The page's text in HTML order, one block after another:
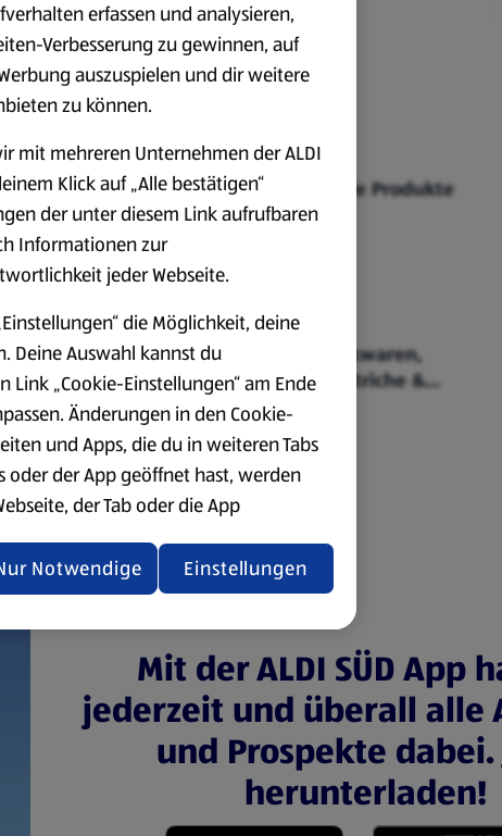
Bio-Produkte Fairtrade Produkte
Milchprodukte &
Eier
Backwaren,
Aufstriche &
Mit der ALDI SÜD App
jederzeit und überall alle
und Prospekte dabei.
herunterladen!
erfassen und analysieren,
Verbesserung zu gewinnen, auf
auszuspielen und dir weitere
zu können.
mit mehreren Unternehmen der ALDI
Klick auf „Alle bestätigen“
der unter diesem Link aufrufbaren
Informationen zur
jeder Webseite.
die Möglichkeit, deine
Deine Auswahl kannst du
„Cookie-Einstellungen“ am Ende
Änderungen in den Cookie-
und Apps, die du in weiteren Tabs
oder der App geöffnet hast, werden
der Tab oder die App
anschließend wieder geöffnet
und Datenschutzerklärungen
Einstellungen
Notwendige